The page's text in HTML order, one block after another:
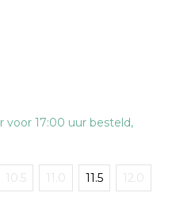
voor 17:00 uur besteld,
10.5 11.0 11.5 12.0